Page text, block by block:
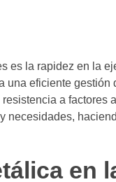
es la rapidez en la
una eficiente gestión
a factores
necesidades,
en